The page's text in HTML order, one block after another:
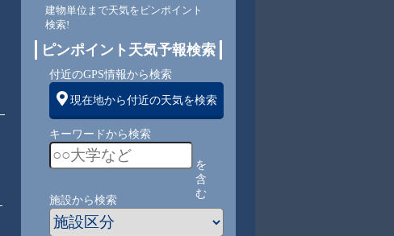
建物単位まで天気をピンポイント
検索!
ピンポイント天気予報検索
付近のGPS情報から検索
現在地から付近の天気を検索
キーワードから検索
を
含
む
施設から検索